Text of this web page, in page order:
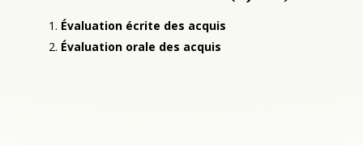
Évaluation écrite des acquis
Évaluation orale des acquis